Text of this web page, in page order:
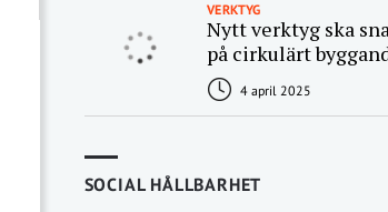
VERKTYG
Nytt verktyg ska
på cirkulärt
4 april 2025
SOCIAL HÅLLBARHET